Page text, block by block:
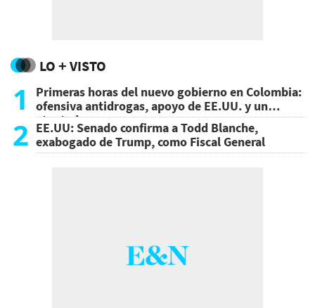
LO + VISTO
1
Primeras horas del nuevo gobierno en Colombia:
ofensiva antidrogas, apoyo de EE.UU. y un
atentado
2 EE.UU: Senado confirma a Todd Blanche,
exabogado de Trump, como Fiscal General